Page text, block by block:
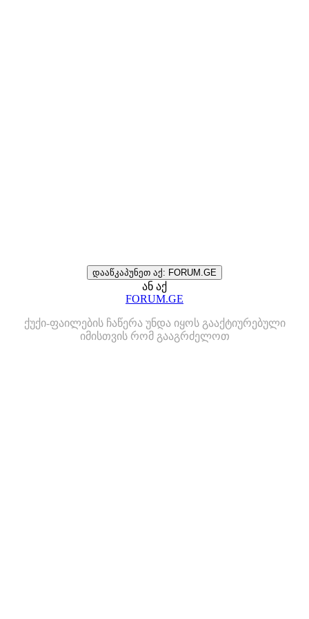
დააწკაპუნეთ აქ: FORUM.GE
ან აქ
FORUM.GE
ქუქი-ფაილების ჩაწერა უნდა იყოს გააქტიურებული
იმისთვის რომ გააგრძელოთ